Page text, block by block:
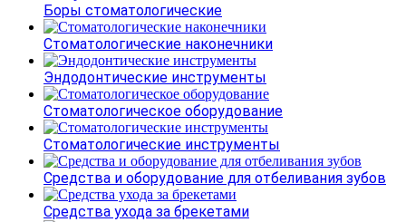
Боры стоматологические
Стоматологические наконечники
Эндодонтические инструменты
Стоматологическое оборудование
Стоматологические инструменты
Средства и оборудование для отбеливания зубов
Средства ухода за брекетами